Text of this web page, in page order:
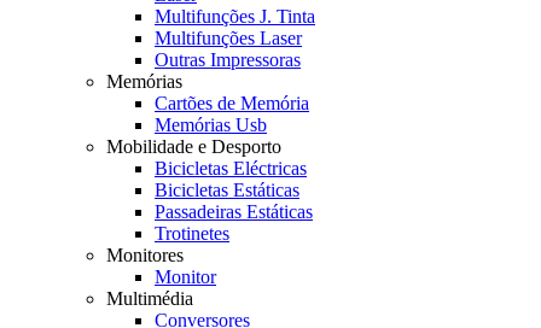
Multifunções J. Tinta
Multifunções Laser
Outras Impressoras
Memórias
Cartões de Memória
Memórias Usb
Mobilidade e Desporto
Bicicletas Eléctricas
Bicicletas Estáticas
Passadeiras Estáticas
Trotinetes
Monitores
Monitor
Multimédia
Conversores